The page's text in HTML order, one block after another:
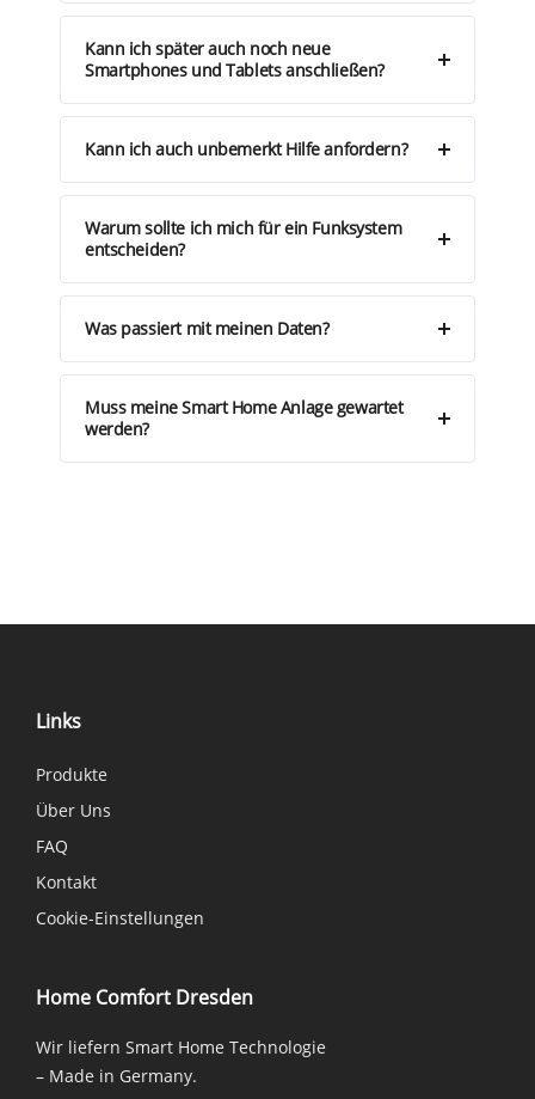
Kann ich später auch noch neue
Smartphones und Tablets anschließen?
Kann ich auch unbemerkt Hilfe anfordern?
Warum sollte ich mich für ein Funksystem
entscheiden?
Was passiert mit meinen Daten?
Muss meine Smart Home Anlage gewartet
werden?
Links
Produkte
Über Uns
FAQ
Kontakt
Cookie-Einstellungen
Home Comfort Dresden
Wir liefern Smart Home Technologie
– Made in Germany.